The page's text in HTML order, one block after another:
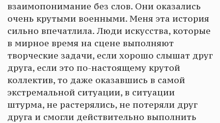
взаимопонимание без слов. Они оказались
очень крутыми военными. Меня эта история
сильно впечатлила. Люди искусства, которые
в мирное время на сцене выполняют
творческие задачи, если хорошо слышат друг
друга, если это по-настоящему крутой
коллектив, то даже оказавшись в самой
экстремальной ситуации, в ситуации
штурма, не растерялись, не потеряли друг
друга и смогли действительно выполнить